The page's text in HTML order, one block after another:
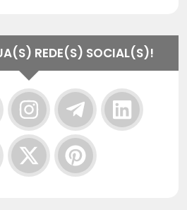
REDE(S) SOCIAL(S)!